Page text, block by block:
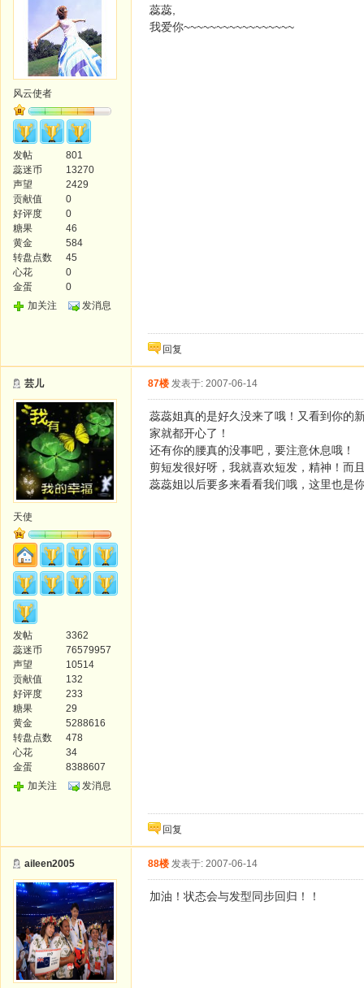
风云使者
发帖
801
蕊迷币
13270
声望
2429
贡献值
0
好评度
0
糖果
46
黄金
584
转盘点数
45
心花
0
金蛋
0
加关注
发消息
蕊蕊,
我爱你~~~~~~~~~~~~~~~~~
回复
芸儿
天使
发帖
3362
蕊迷币
76579957
声望
10514
贡献值
132
好评度
233
糖果
29
黄金
5288616
转盘点数
478
心花
34
金蛋
8388607
加关注
发消息
87楼 发表于: 2007-06-14
蕊蕊姐真的是好久没来了哦！又看到你的
家就都开心了！
还有你的腰真的没事吧，要注意休息哦！
剪短发很好呀，我就喜欢短发，精神！而
蕊蕊姐以后要多来看看我们哦，这里也是
回复
aileen2005 88楼 发表于: 2007-06-14
加油！状态会与发型同步回归！！